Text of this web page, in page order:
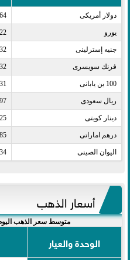
دولار أمريكى​
يورو​
جنيه إسترلينى​
فرنك سويسرى​
100 ين يابانى​
ريال سعودى​
دينار كويتى​
درهم اماراتى​
اليوان الصينى​
أسعار الذهب
متوسط سعر الذهب
الوحدة والعيار